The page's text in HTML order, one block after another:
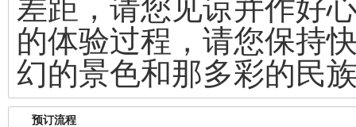
差距，请您见谅并作好
的体验过程，请您保持
幻的景色和那多彩的民
预订流程